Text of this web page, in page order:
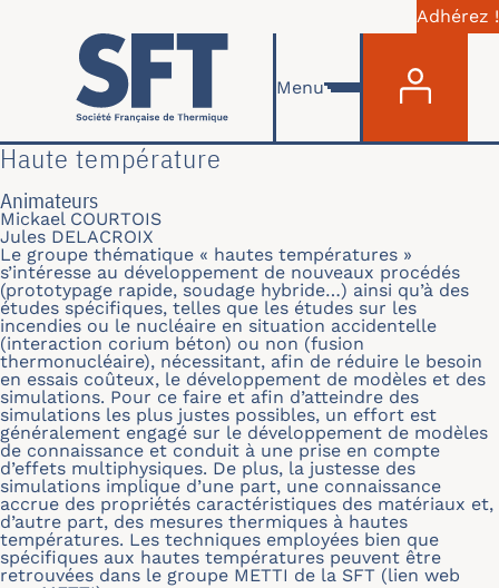
Aller au contenu principal
Adhérez !
Menu
Haute température
Animateurs
Mickael COURTOIS
Jules DELACROIX
Le groupe thématique « hautes températures »
s’intéresse au développement de nouveaux procédés
(prototypage rapide, soudage hybride…) ainsi qu’à des
études spécifiques, telles que les études sur les
incendies ou le nucléaire en situation accidentelle
(interaction corium béton) ou non (fusion
thermonucléaire), nécessitant, afin de réduire le besoin
en essais coûteux, le développement de modèles et des
simulations. Pour ce faire et afin d’atteindre des
simulations les plus justes possibles, un effort est
généralement engagé sur le développement de modèles
de connaissance et conduit à une prise en compte
d’effets multiphysiques. De plus, la justesse des
simulations implique d’une part, une connaissance
accrue des propriétés caractéristiques des matériaux et,
d’autre part, des mesures thermiques à hautes
températures. Les techniques employées bien que
spécifiques aux hautes températures peuvent être
retrouvées dans le groupe METTI de la SFT (lien web